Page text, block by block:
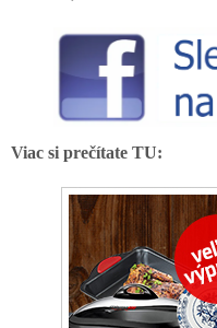
Viac si prečítate TU: